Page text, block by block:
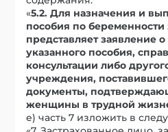
«5.2. Для назначения и
пособия по беременности
представляет заявление
указанного пособия,
консультации либо
учреждения,
документы,
женщины в трудной
е) часть 7 изложить в